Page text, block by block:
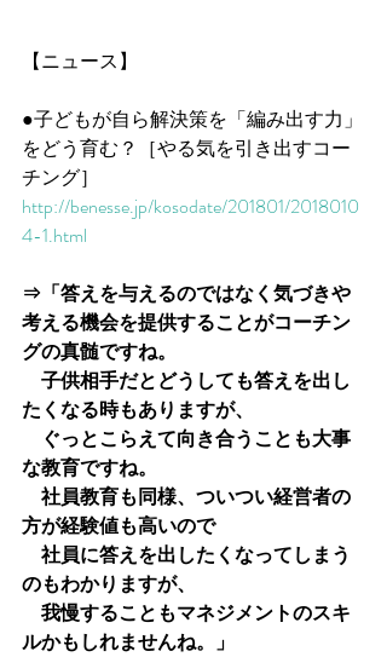
【ニュース】
●子どもが自ら解決策を「編み出す力」
をどう育む？［やる気を引き出すコー
チング］
http://benesse.jp/kosodate/201801/2018010
4-1.html
⇒「答えを与えるのではなく気づきや
考える機会を提供することがコーチン
グの真髄ですね。
子供相手だとどうしても答えを出し
たくなる時もありますが、
ぐっとこらえて向き合うことも大事
な教育ですね。
社員教育も同様、ついつい経営者の
方が経験値も高いので
社員に答えを出したくなってしまう
のもわかりますが、
我慢することもマネジメントのスキ
ルかもしれませんね。」